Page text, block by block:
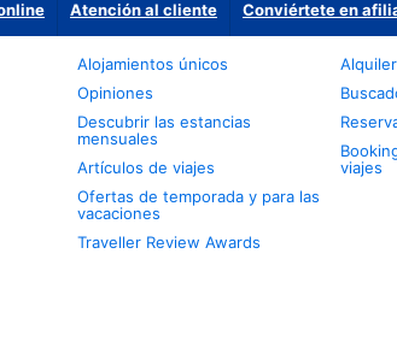
Atención al cliente Conviértete en
Alojamientos únicos
Opiniones
Descubrir las estancias
mensuales
Artículos de viajes
Ofertas de temporada y para las
vacaciones
Traveller Review Awards
viajes